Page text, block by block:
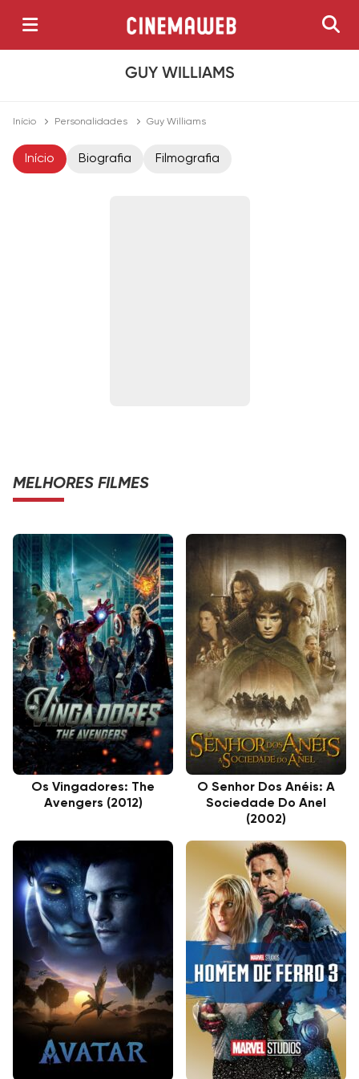
GUY WILLIAMS
Início Personalidades Guy Williams
Início Biografia Filmografia
MELHORES FILMES
Os Vingadores: The
Avengers (2012)
O Senhor Dos Anéis: A
Sociedade Do Anel
(2002)